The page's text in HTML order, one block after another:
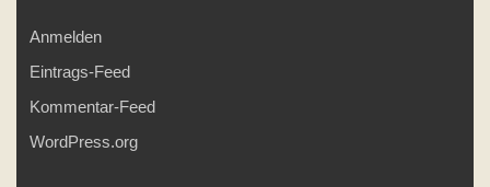
Anmelden
Eintrags-Feed
Kommentar-Feed
WordPress.org